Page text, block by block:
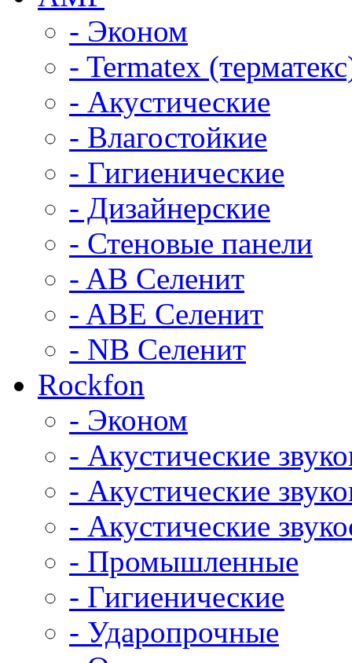
- Эконом
- Termatex
- Акустические
- Влагостойкие
- Гигиенические
- Дизайнерские
- Стеновые панели
- AB Селенит
- ABE Селенит
- NB Селенит
Rockfon
- Эконом
- Акустические
- Акустические
- Акустические
- Промышленные
- Гигиенические
- Ударопрочные